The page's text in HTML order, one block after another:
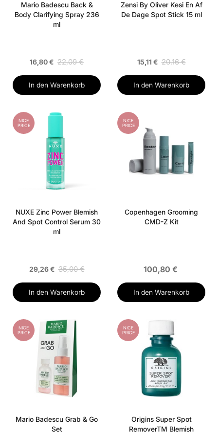
Mario Badescu Back &
Body Clarifying Spray 236
ml
16,80 € 22,09 €
In den Warenkorb
Zensi By Oliver Kesi En Af
De Dage Spot Stick 15 ml
15,11 € 20,16 €
In den Warenkorb
NICE
PRICE
NUXE Zinc Power Blemish
And Spot Control Serum 30
ml
29,26 € 35,00 €
In den Warenkorb
NICE
PRICE
Copenhagen Grooming
CMD-Z Kit
100,80 €
In den Warenkorb
NICE
PRICE
Mario Badescu Grab & Go
Set
NICE
PRICE
Origins Super Spot
RemoverTM Blemish